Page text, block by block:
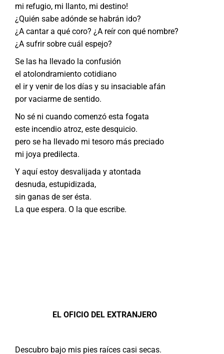
mi refugio, mi llanto, mi destino!
¿Quién sabe adónde se habrán ido?
¿A cantar a qué coro? ¿A reír con qué nombre?
¿A sufrir sobre cuál espejo?
Se las ha llevado la confusión
el atolondramiento cotidiano
el ir y venir de los días y su insaciable afán
por vaciarme de sentido.
No sé ni cuando comenzó esta fogata
este incendio atroz, este desquicio.
pero se ha llevado mi tesoro más preciado
mi joya predilecta.
Y aquí estoy desvalijada y atontada
desnuda, estupidizada,
sin ganas de ser ésta.
La que espera. O la que escribe.
EL OFICIO DEL EXTRANJERO
Descubro bajo mis pies raíces casi secas.